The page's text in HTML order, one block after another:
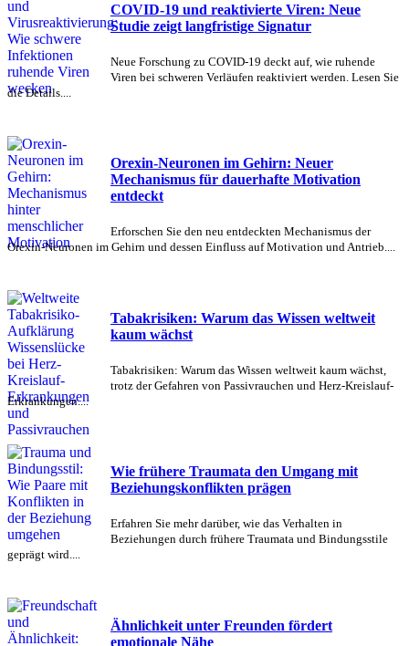
COVID-19 und reaktivierte Viren: Neue
Studie zeigt langfristige Signatur
Neue Forschung zu COVID-19 deckt auf, wie ruhende
Viren bei schweren Verläufen reaktiviert werden. Lesen Sie
die Details....
Orexin-Neuronen im Gehirn: Neuer
Mechanismus für dauerhafte Motivation
entdeckt
Erforschen Sie den neu entdeckten Mechanismus der
Orexin-Neuronen im Gehirn und dessen Einfluss auf Motivation und Antrieb....
Tabakrisiken: Warum das Wissen weltweit
kaum wächst
Tabakrisiken: Warum das Wissen weltweit kaum wächst,
trotz der Gefahren von Passivrauchen und Herz-Kreislauf-
Erkrankungen....
Wie frühere Traumata den Umgang mit
Beziehungskonflikten prägen
Erfahren Sie mehr darüber, wie das Verhalten in
Beziehungen durch frühere Traumata und Bindungsstile
geprägt wird....
Ähnlichkeit unter Freunden fördert
emotionale Nähe